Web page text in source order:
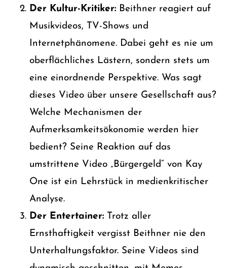
Der Kultur-Kritiker:Beithner reagiert auf
Musikvideos, TV-Shows und
Internetphänomene. Dabei geht es nie um
oberflächliches Lästern, sondern stets um
eine einordnende Perspektive. Was sagt
dieses Video über unsere Gesellschaft aus?
Welche Mechanismen der
Aufmerksamkeitsökonomie werden hier
bedient? Seine Reaktion auf das
umstrittene Video „Bürgergeld“ von Kay
One ist ein Lehrstück in medienkritischer
Analyse.
Der Entertainer:Trotz aller
Ernsthaftigkeit vergisst Beithner nie den
Unterhaltungsfaktor. Seine Videos sind